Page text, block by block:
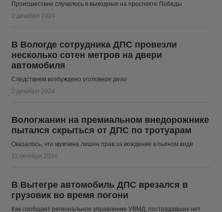
Происшествие случилось в выходные на проспекте Победы
2 декабря 2024
В Вологде сотрудника ДПС провезли
несколько сотен метров на двери
автомобиля
Следствием возбуждено уголовное дело
2 декабря 2024
Вологжанин на премиальном внедорожнике
пытался скрыться от ДПС по тротуарам
Оказалось, что мужчина лишен прав за вождение в пьяном виде
11 октября 2024
В Вытегре автомобиль ДПС врезался в
грузовик во время погони
Как сообщает региональное управление УВМД, пострадавших нет